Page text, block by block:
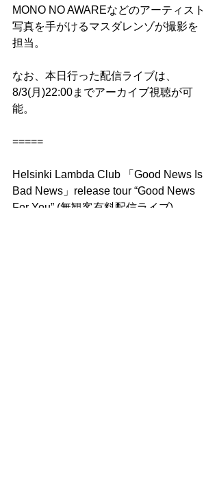
MONO NO AWAREなどのアーティスト
写真を手がけるマスダレンゾが撮影を
担当。
なお、本日行った配信ライブは、
8/3(月)22:00までアーカイブ視聴が可
能。
=====
Helsinki Lambda Club 「Good News Is
Bad News」release tour “Good News
For You” (無観客有料配信ライブ)